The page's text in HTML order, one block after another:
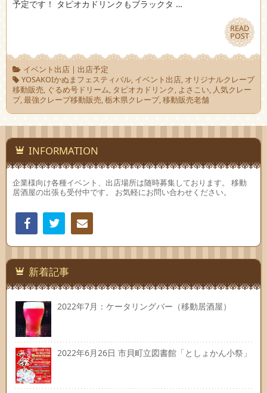
予定です！ タピオカドリンクもブラックタ …
READ
POST
READ
POST
イベント出店| 出店予定
YOSAKOIかぬまフェスティバル, イベント出店, オリジナルクレープ
移動販売, ぐるめ号ドリーム, タピオカドリンク, よさこい, 人気クレー
プ,最強クレープ移動販売,栃木県クレープ,移動販売老舗
INFORMATION
企業様向け各種イベント、出店場所は随時募集しております。 移動
居酒屋の出張も受付中です。 お気軽にお問い合わせください。
Facebook
連絡
新着記事
2022年7月：ケータリングバー（移動居酒屋）
2022年6月26日 市貝町立図書館「としょかん小祭」